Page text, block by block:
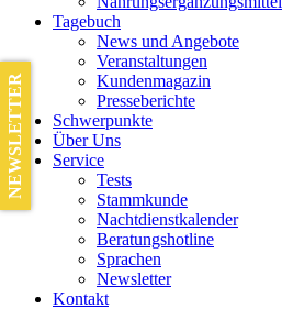
Tagebuch
News und Angebote
Veranstaltungen
Kundenmagazin
Presseberichte
Schwerpunkte
Über Uns
Service
Tests
Stammkunde
Nachtdienstkalender
Beratungshotline
Sprachen
Newsletter
Kontakt
NEWSLETTER